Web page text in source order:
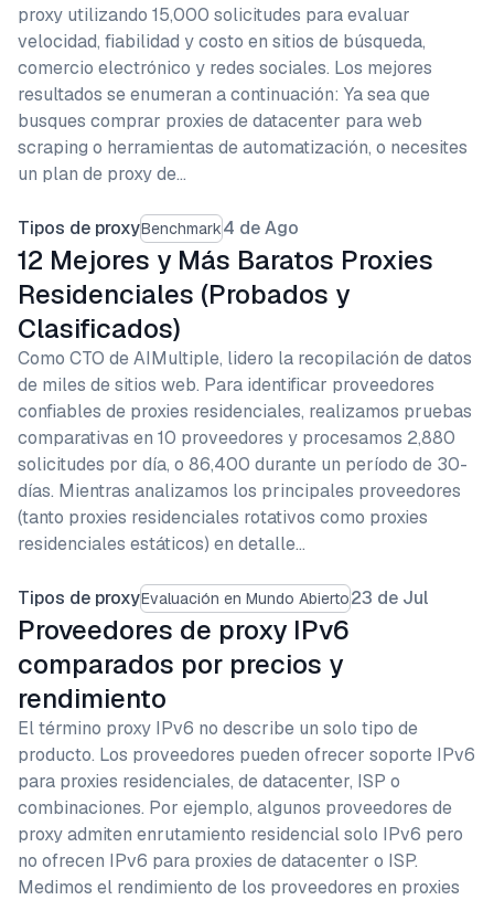
proxy utilizando 15,000 solicitudes para evaluar
velocidad, fiabilidad y costo en sitios de búsqueda,
comercio electrónico y redes sociales. Los mejores
resultados se enumeran a continuación: Ya sea que
busques comprar proxies de datacenter para web
scraping o herramientas de automatización, o necesites
un plan de proxy de…
Tipos de proxyBenchmark4 de Ago
12 Mejores y Más Baratos Proxies
Residenciales (Probados y
Clasificados)
Como CTO de AIMultiple, lidero la recopilación de datos
de miles de sitios web. Para identificar proveedores
confiables de proxies residenciales, realizamos pruebas
comparativas en 10 proveedores y procesamos 2,880
solicitudes por día, o 86,400 durante un período de 30-
días. Mientras analizamos los principales proveedores
(tanto proxies residenciales rotativos como proxies
residenciales estáticos) en detalle…
Tipos de proxyEvaluación en Mundo Abierto23 de Jul
Proveedores de proxy IPv6
comparados por precios y
rendimiento
El término proxy IPv6 no describe un solo tipo de
producto. Los proveedores pueden ofrecer soporte IPv6
para proxies residenciales, de datacenter, ISP o
combinaciones. Por ejemplo, algunos proveedores de
proxy admiten enrutamiento residencial solo IPv6 pero
no ofrecen IPv6 para proxies de datacenter o ISP.
Medimos el rendimiento de los proveedores en proxies